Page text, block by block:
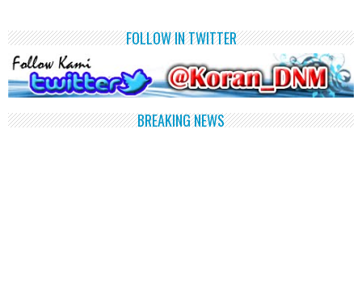
FOLLOW IN TWITTER
BREAKING NEWS